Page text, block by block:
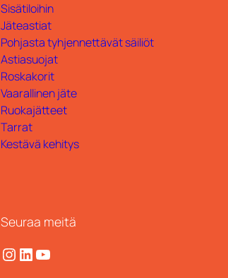
Sisätiloihin
Jäteastiat
Pohjasta tyhjennettävät säiliöt
Astiasuojat
Roskakorit
Vaarallinen jäte
Ruokajätteet
Tarrat
Kestävä kehitys
Seuraa meitä
Instagram LinkedIn YouTube